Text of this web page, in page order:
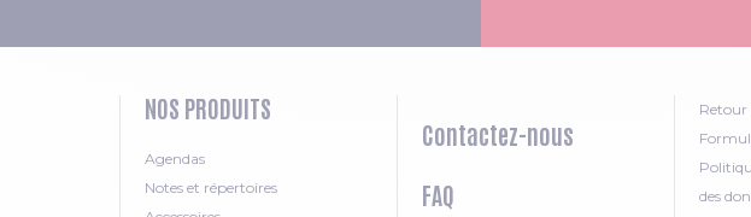
NOS PRODUITS
Agendas
Notes et répertoires
Contactez-nous
FAQ
Retour
des